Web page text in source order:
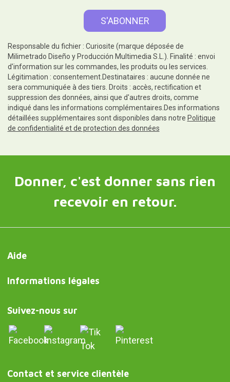
Responsable du fichier : Curiosite (marque déposée de
Milimetrado Diseño y Producción Multimedia S.L.). Finalité : envoi
d'information sur les commandes, les produits ou les services.
Légitimation : consentement.Destinataires : aucune donnée ne
sera communiquée à des tiers. Droits : accès, rectification et
suppression des données, ainsi que d'autres droits, comme
indiqué dans les informations complémentaires.Des informations
détaillées supplémentaires sont disponibles dans notre Politique
de confidentialité et de protection des données
Donner, c'est donner sans rien
recevoir en retour.
Aide
Informations légales
Suivez-nous sur
Contact et service clientèle